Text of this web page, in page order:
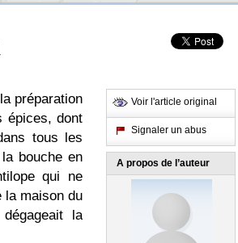
préparation
épices, dont
tous les
bouche en
qui ne
la maison du
la
Voir l'article original
Signaler un abus
A propos de l’auteur